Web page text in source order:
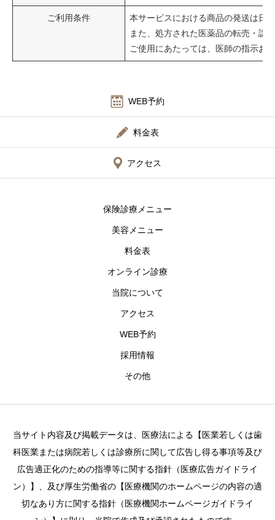
ご利用条件
本サービスにおける商品の発送は日
また、処方された医薬品の転売・譲
ご使用にあたっては、医師の指示お
WEB予約
料金表
アクセス
保険診療メニュー
美容メニュー
料金表
オンライン診療
当院について
アクセス
WEB予約
採用情報
その他
当サイト内容及び掲載データは、医療法による【医業若しくは歯
科医業または病院若しくは診療所に関して広告し得る事項等及び
広告適正化のための指導等に関する指針（医療広告ガイドライ
ン）】、及び厚生労働省の【医療機関のホームページの内容の適
切なあり方に関する指針（医療機関ホームページガイドライ